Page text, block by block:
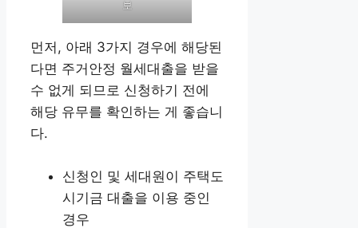
보
먼저, 아래 3가지 경우에 해당된
다면 주거안정 월세대출을 받을
수 없게 되므로 신청하기 전에
해당 유무를 확인하는 게 좋습니
다.
신청인 및 세대원이 주택도
시기금 대출을 이용 중인
경우